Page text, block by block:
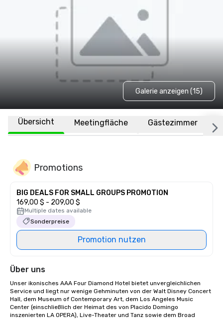
Galerie anzeigen (15)
Übersicht Meetingfläche Gästezimmer
Promotions
BIG DEALS FOR SMALL GROUPS PROMOTION
169,00 $ - 209,00 $
Multiple dates available
Sonderpreise
Promotion nutzen
Über uns
Unser ikonisches AAA Four Diamond Hotel bietet unvergleichlichen
Service und liegt nur wenige Gehminuten von der Walt Disney Concert
Hall, dem Museum of Contemporary Art, dem Los Angeles Music
Center (einschließlich der Heimat des von Placido Domingo
inszenierten LA OPERA), Live-Theater und Tanz sowie dem Broad